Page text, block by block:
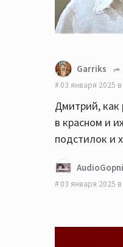
Garriks
03 января 2025
Дмитрий, как
в красном и
подстилок и
03 января 2025